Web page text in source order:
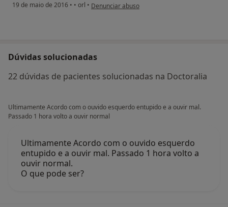
19 de maio de 2016 • • orl • na opinião do utilizador paciente
Denunciar abuso
Dúvidas solucionadas
22 dúvidas de pacientes solucionadas na Doctoralia
Ultimamente Acordo com o ouvido esquerdo entupido e a ouvir mal.
Passado 1 hora volto a ouvir normal
Ultimamente Acordo com o ouvido esquerdo
entupido e a ouvir mal. Passado 1 hora volto a
ouvir normal.
O que pode ser?